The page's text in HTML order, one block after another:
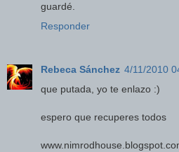
guardé.
Responder
Rebeca Sánchez 4/11/2010
que putada, yo te enlazo :)
espero que recuperes todos